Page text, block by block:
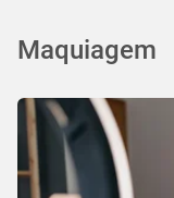
Maquiagem